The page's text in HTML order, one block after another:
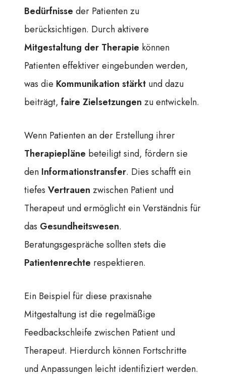
Bedürfnisse der Patienten zu
berücksichtigen. Durch aktivere
Mitgestaltung der Therapie können
Patienten effektiver eingebunden werden,
was die Kommunikation stärkt und dazu
beiträgt, faire Zielsetzungen zu entwickeln.
Wenn Patienten an der Erstellung ihrer
Therapiepläne beteiligt sind, fördern sie
den Informationstransfer. Dies schafft ein
tiefes Vertrauen zwischen Patient und
Therapeut und ermöglicht ein Verständnis für
das Gesundheitswesen.
Beratungsgespräche sollten stets die
Patientenrechte respektieren.
Ein Beispiel für diese praxisnahe
Mitgestaltung ist die regelmäßige
Feedbackschleife zwischen Patient und
Therapeut. Hierdurch können Fortschritte
und Anpassungen leicht identifiziert werden.